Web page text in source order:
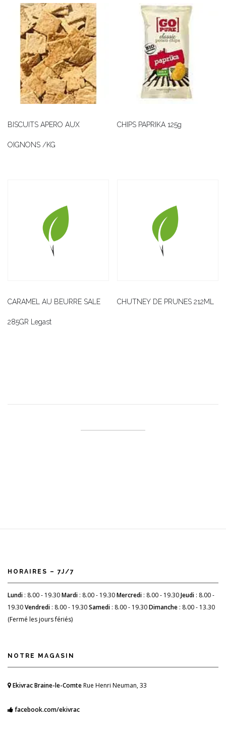
BISCUITS APERO AUX
OIGNONS /KG
CHIPS PAPRIKA 125g
CARAMEL AU BEURRE SALE
285GR Legast
CHUTNEY DE PRUNES 212ML
HORAIRES – 7J/7
Lundi : 8.00 - 19.30Mardi : 8.00 - 19.30Mercredi : 8.00 - 19.30Jeudi : 8.00 -
19.30Vendredi : 8.00 - 19.30Samedi : 8.00 - 19.30Dimanche : 8.00 - 13.30
(Fermé les jours fériés)
NOTRE MAGASIN
Ekivrac Braine-le-ComteRue Henri Neuman, 33
facebook.com/ekivrac